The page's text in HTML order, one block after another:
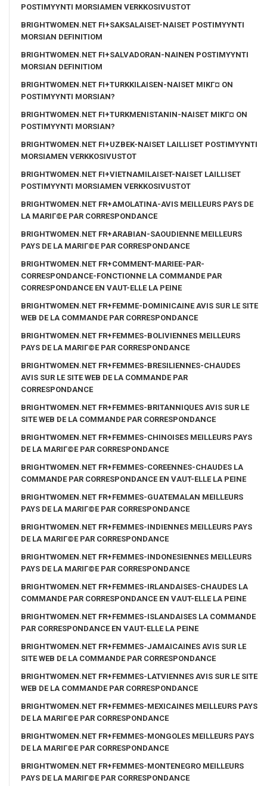
POSTIMYYNTI MORSIAMEN VERKKOSIVUSTOT
BRIGHTWOMEN.NET FI+SAKSALAISET-NAISET POSTIMYYNTI
MORSIAN DEFINITIOM
BRIGHTWOMEN.NET FI+SALVADORAN-NAINEN POSTIMYYNTI
MORSIAN DEFINITIOM
BRIGHTWOMEN.NET FI+TURKKILAISEN-NAISET MIKГ¤ ON
POSTIMYYNTI MORSIAN?
BRIGHTWOMEN.NET FI+TURKMENISTANIN-NAISET MIKГ¤ ON
POSTIMYYNTI MORSIAN?
BRIGHTWOMEN.NET FI+UZBEK-NAISET LAILLISET POSTIMYYNTI
MORSIAMEN VERKKOSIVUSTOT
BRIGHTWOMEN.NET FI+VIETNAMILAISET-NAISET LAILLISET
POSTIMYYNTI MORSIAMEN VERKKOSIVUSTOT
BRIGHTWOMEN.NET FR+AMOLATINA-AVIS MEILLEURS PAYS DE
LA MARIГ©E PAR CORRESPONDANCE
BRIGHTWOMEN.NET FR+ARABIAN-SAOUDIENNE MEILLEURS
PAYS DE LA MARIГ©E PAR CORRESPONDANCE
BRIGHTWOMEN.NET FR+COMMENT-MARIEE-PAR-
CORRESPONDANCE-FONCTIONNE LA COMMANDE PAR
CORRESPONDANCE EN VAUT-ELLE LA PEINE
BRIGHTWOMEN.NET FR+FEMME-DOMINICAINE AVIS SUR LE SITE
WEB DE LA COMMANDE PAR CORRESPONDANCE
BRIGHTWOMEN.NET FR+FEMMES-BOLIVIENNES MEILLEURS
PAYS DE LA MARIГ©E PAR CORRESPONDANCE
BRIGHTWOMEN.NET FR+FEMMES-BRESILIENNES-CHAUDES
AVIS SUR LE SITE WEB DE LA COMMANDE PAR
CORRESPONDANCE
BRIGHTWOMEN.NET FR+FEMMES-BRITANNIQUES AVIS SUR LE
SITE WEB DE LA COMMANDE PAR CORRESPONDANCE
BRIGHTWOMEN.NET FR+FEMMES-CHINOISES MEILLEURS PAYS
DE LA MARIГ©E PAR CORRESPONDANCE
BRIGHTWOMEN.NET FR+FEMMES-COREENNES-CHAUDES LA
COMMANDE PAR CORRESPONDANCE EN VAUT-ELLE LA PEINE
BRIGHTWOMEN.NET FR+FEMMES-GUATEMALAN MEILLEURS
PAYS DE LA MARIГ©E PAR CORRESPONDANCE
BRIGHTWOMEN.NET FR+FEMMES-INDIENNES MEILLEURS PAYS
DE LA MARIГ©E PAR CORRESPONDANCE
BRIGHTWOMEN.NET FR+FEMMES-INDONESIENNES MEILLEURS
PAYS DE LA MARIГ©E PAR CORRESPONDANCE
BRIGHTWOMEN.NET FR+FEMMES-IRLANDAISES-CHAUDES LA
COMMANDE PAR CORRESPONDANCE EN VAUT-ELLE LA PEINE
BRIGHTWOMEN.NET FR+FEMMES-ISLANDAISES LA COMMANDE
PAR CORRESPONDANCE EN VAUT-ELLE LA PEINE
BRIGHTWOMEN.NET FR+FEMMES-JAMAICAINES AVIS SUR LE
SITE WEB DE LA COMMANDE PAR CORRESPONDANCE
BRIGHTWOMEN.NET FR+FEMMES-LATVIENNES AVIS SUR LE SITE
WEB DE LA COMMANDE PAR CORRESPONDANCE
BRIGHTWOMEN.NET FR+FEMMES-MEXICAINES MEILLEURS PAYS
DE LA MARIГ©E PAR CORRESPONDANCE
BRIGHTWOMEN.NET FR+FEMMES-MONGOLES MEILLEURS PAYS
DE LA MARIГ©E PAR CORRESPONDANCE
BRIGHTWOMEN.NET FR+FEMMES-MONTENEGRO MEILLEURS
PAYS DE LA MARIГ©E PAR CORRESPONDANCE